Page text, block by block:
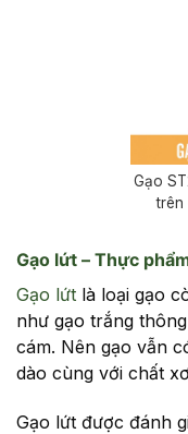
Gạo
trên
Gạo lứt – Thực
Gạo lứt là loại gạo
như gạo trắng
cám. Nên gạo vẫn
dào cùng với chất
Gạo lứt được đánh